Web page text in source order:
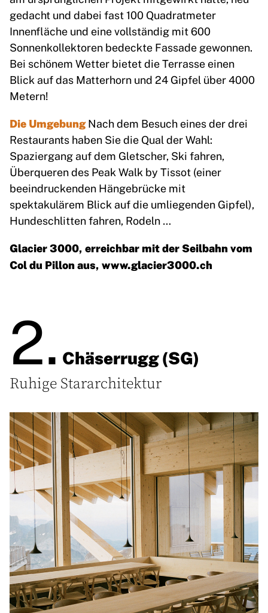
gedacht und dabei fast 100 Quadratmeter
Innenfläche und eine vollständig mit 600
Sonnenkollektoren bedeckte Fassade gewonnen.
Bei schönem Wetter bietet die Terrasse einen
Blick auf das Matterhorn und 24 Gipfel über 4000
Metern!
Die UmgebungNach dem Besuch eines der drei
Restaurants haben Sie die Qual der Wahl:
Spaziergang auf dem Gletscher, Ski fahren,
Überqueren des Peak Walk by Tissot (einer
beeindruckenden Hängebrücke mit
spektakulärem Blick auf die umliegenden Gipfel),
Hundeschlitten fahren, Rodeln …
Glacier 3000, erreichbar mit der Seilbahn vom
Col du Pillon aus, www.glacier3000.ch
2. Chäserrugg (SG)
Ruhige Stararchitektur